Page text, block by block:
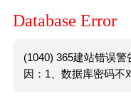
Database Error
(1040) 365建站错误
因：1、数据库密码不